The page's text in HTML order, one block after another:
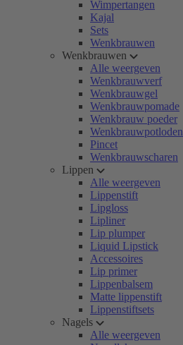
Wimpertangen
Kajal
Sets
Wenkbrauwen
Wenkbrauwen
Alle weergeven
Wenkbrauwverf
Wenkbrauwgel
Wenkbrauwpomade
Wenkbrauw poeder
Wenkbrauwpotloden
Pincet
Wenkbrauwscharen
Lippen
Alle weergeven
Lippenstift
Lipgloss
Lipliner
Lip plumper
Liquid Lipstick
Accessoires
Lip primer
Lippenbalsem
Matte lippenstift
Lippenstiftsets
Nagels
Alle weergeven